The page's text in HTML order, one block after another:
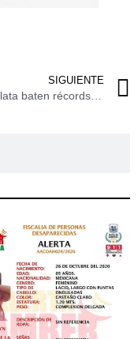
SIGUIENTE
Oro y plata baten récords tras investigación de la Reserva Federal de EU